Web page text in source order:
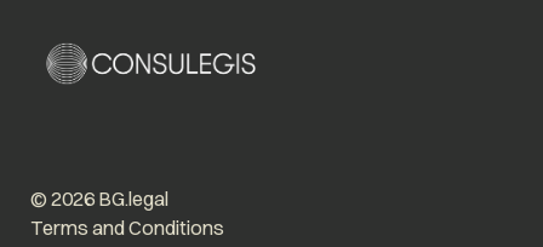
© 2026 BG.legal
Terms and Conditions